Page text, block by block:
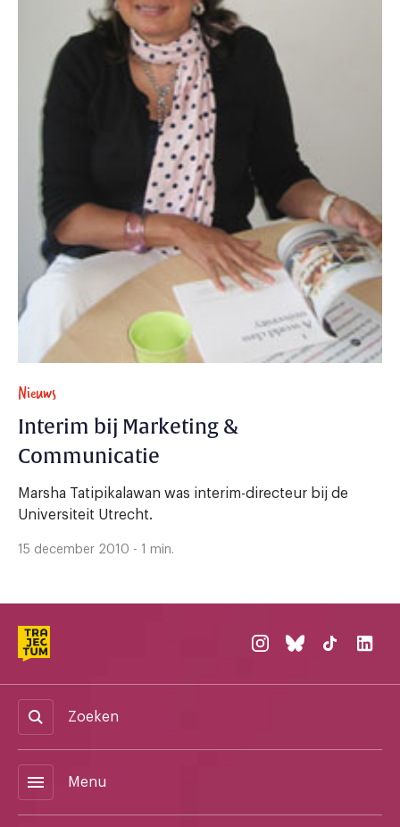
Nieuws
Interim bij Marketing &
Communicatie
Marsha Tatipikalawan was interim-directeur bij de
Universiteit Utrecht.
15 december 2010 - 1 min.
Zoeken
menu Menu